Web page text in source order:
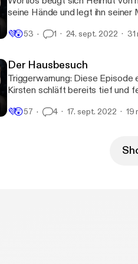
seine Hände und legt ihn
hätte, zieht er die beiden Enden
💜😲53 1 24. sept. 2022 31
Der Hausbesuch
Triggerwarnung: Diese
Kirsten schläft bereits tief und
als er sie schroff an den Haaren
💜😲57 4 17. sept. 2022 19